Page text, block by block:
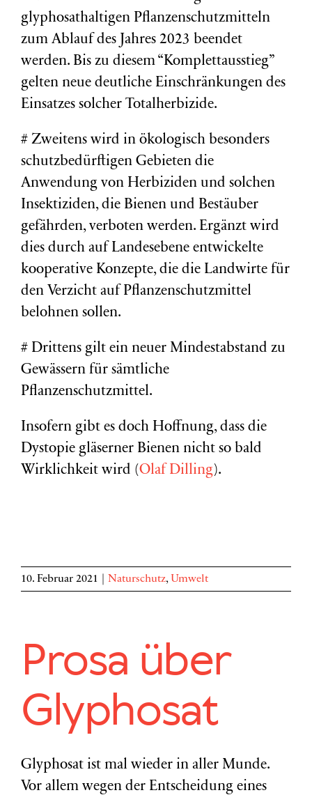
glyphosathaltigen Pflanzenschutzmitteln
zum Ablauf des Jahres 2023 beendet
werden. Bis zu diesem “Komplettausstieg”
gelten neue deutliche Einschränkungen des
Einsatzes solcher Totalherbizide.
# Zweitens wird in ökologisch besonders
schutzbedürftigen Gebieten die
Anwendung von Herbiziden und solchen
Insektiziden, die Bienen und Bestäuber
gefährden, verboten werden. Ergänzt wird
dies durch auf Landesebene entwickelte
kooperative Konzepte, die die Landwirte für
den Verzicht auf Pflanzenschutzmittel
belohnen sollen.
# Drittens gilt ein neuer Mindestabstand zu
Gewässern für sämtliche
Pflanzenschutzmittel.
Insofern gibt es doch Hoffnung, dass die
Dystopie gläserner Bienen nicht so bald
Wirklichkeit wird (Olaf Dilling).
10. Februar 2021 Naturschutz, Umwelt
Prosa über
Glyphosat
Glyphosat ist mal wieder in aller Munde.
Vor allem wegen der Entscheidung eines